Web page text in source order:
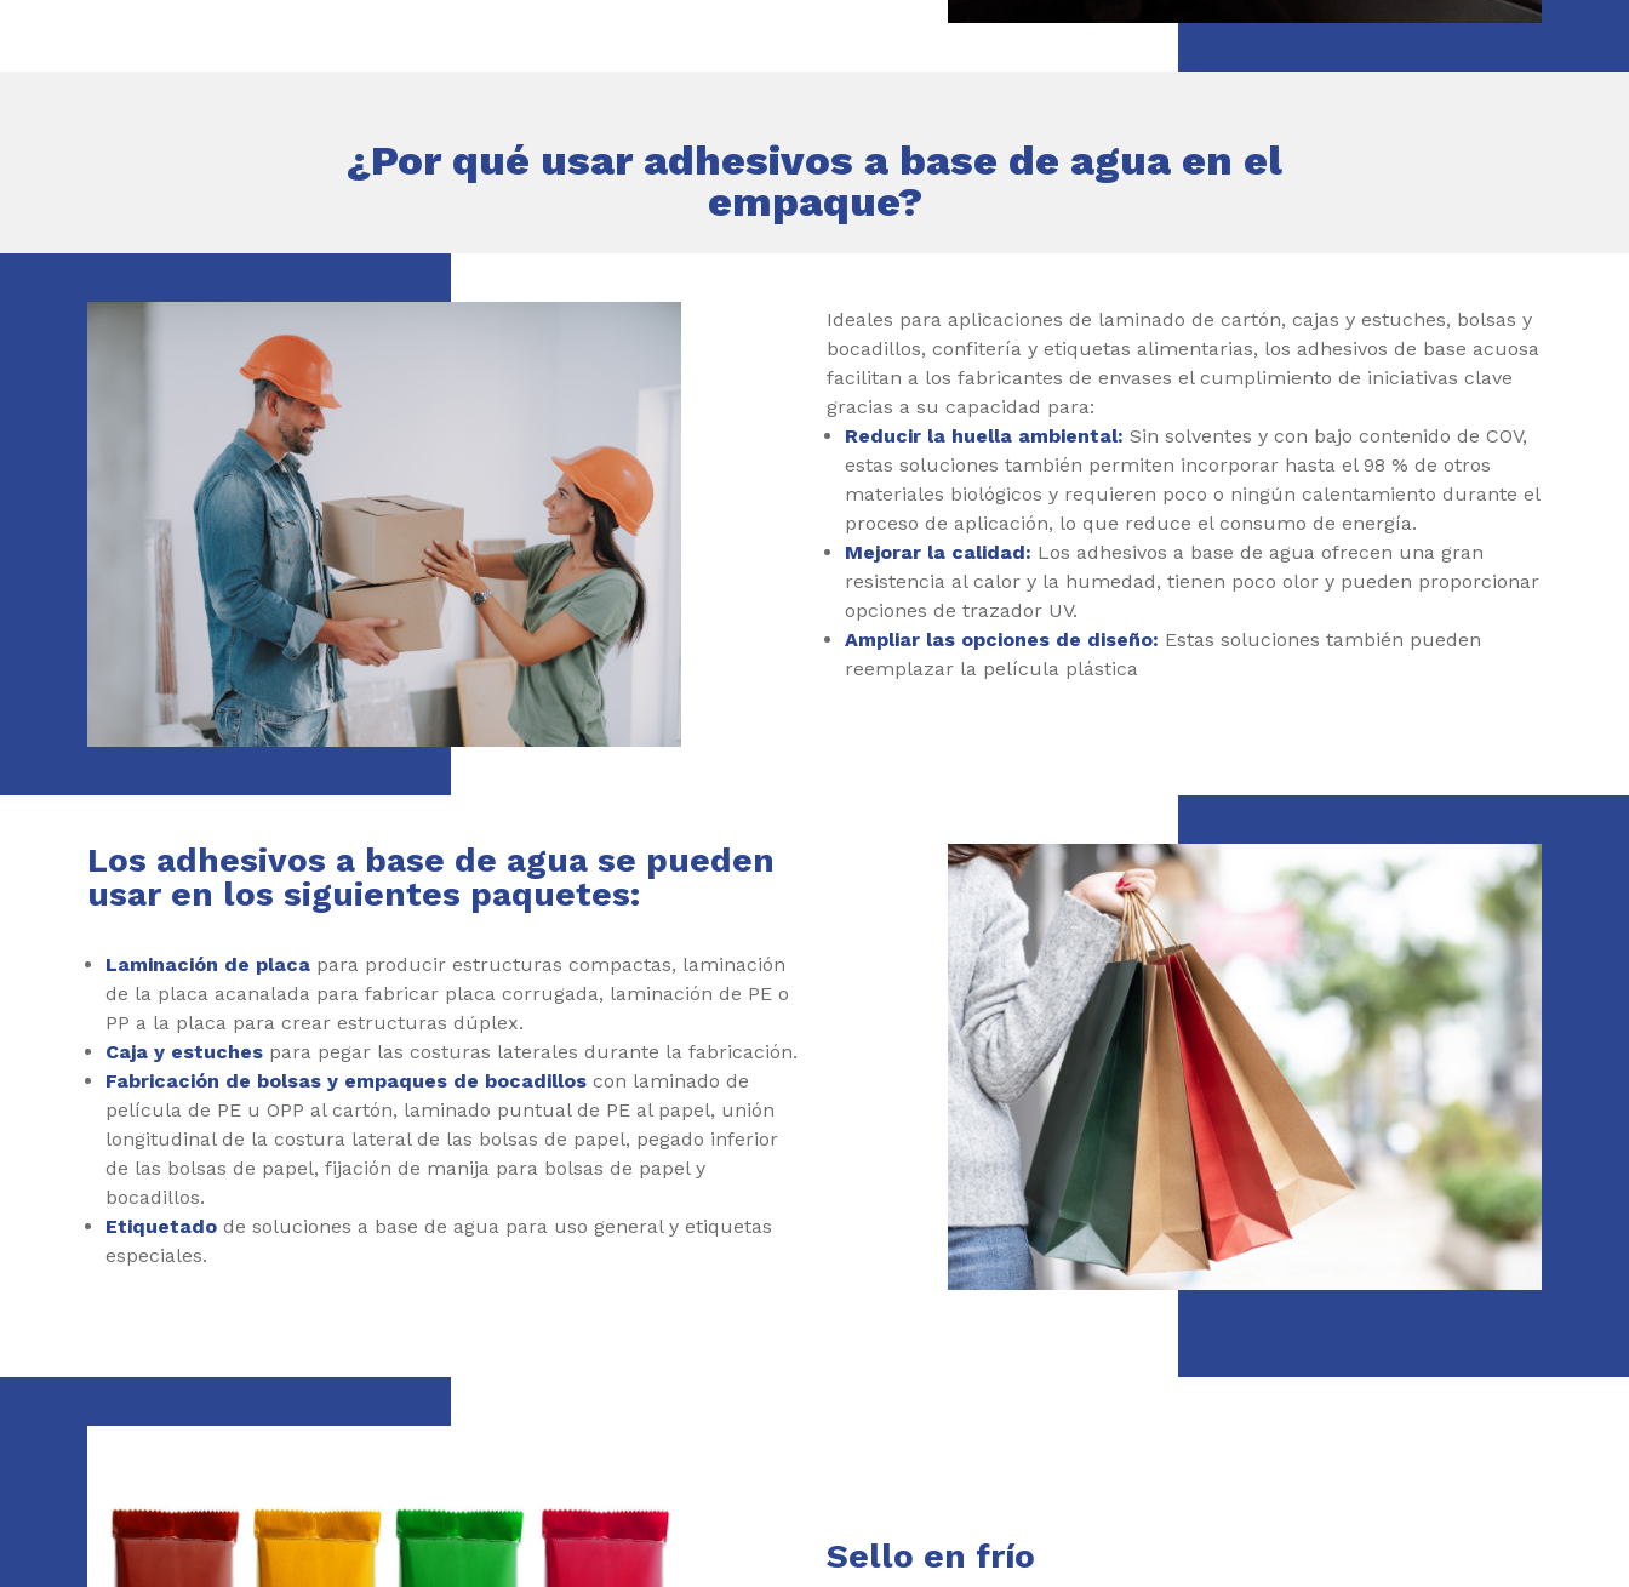
¿Por qué usar adhesivos a base de agua en el
empaque?
Ideales para aplicaciones de laminado de cartón, cajas y estuches, bolsas y
bocadillos, confitería y etiquetas alimentarias, los adhesivos de base acuosa
facilitan a los fabricantes de envases el cumplimiento de iniciativas clave
gracias a su capacidad para:
Reducir la huella ambiental: Sin solventes y con bajo contenido de COV,
estas soluciones también permiten incorporar hasta el 98 % de otros
materiales biológicos y requieren poco o ningún calentamiento durante el
proceso de aplicación, lo que reduce el consumo de energía.
Mejorar la calidad: Los adhesivos a base de agua ofrecen una gran
resistencia al calor y la humedad, tienen poco olor y pueden proporcionar
opciones de trazador UV.
Ampliar las opciones de diseño: Estas soluciones también pueden
reemplazar la película plástica
Los adhesivos a base de agua se pueden
usar en los siguientes paquetes:
Laminación de placa para producir estructuras compactas, laminación
de la placa acanalada para fabricar placa corrugada, laminación de PE o
PP a la placa para crear estructuras dúplex.
Caja y estuches para pegar las costuras laterales durante la fabricación.
Fabricación de bolsas y empaques de bocadillos con laminado de
película de PE u OPP al cartón, laminado puntual de PE al papel, unión
longitudinal de la costura lateral de las bolsas de papel, pegado inferior
de las bolsas de papel, fijación de manija para bolsas de papel y
bocadillos.
Etiquetado de soluciones a base de agua para uso general y etiquetas
especiales.
Sello en frío